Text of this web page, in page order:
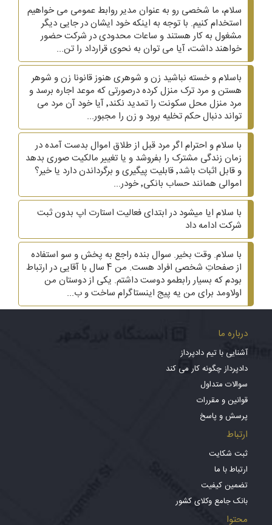
سلام، ما شخصی رو به عنوان مدیر روابط عمومی می خواهیم
استخدام کنیم. با توجه به اینکه خود ایشان در جایی دیگر
مشغول به کار هستند و ساعات محدودی در شرکت حضور
خواهند داشت، آیا می توان به نحوی قرارداد را تن...
باسلام و خسته نباشید زن و شوهری هنوز قانونا زن و شوهر
هستن و مرد ترک منزل کرده درصورتی که موعد اجاره برسد و
مرد منزل محل سکونت را تمدید نکند٬ آیا خود آن مرد می
تواند دنبال حکم تخلیه برود و زن را مجبور...
با سلام و احترام اگر مرد قبل از طلاق اموال بدست آمده در
زمان زندگی مشترک را بفروشد و یا تغییر مالکیت صوری بدهد
و قابل اثبات باشد٬ قابلیت پیگیری و برگرداندن دارد یا خیر؟
اموالی همانند حساب بانکی٬ خودر...
با سلام ایا میشود در ابتدای فعالیت استارت اپ بدون ثبت
شرکت ادامه داد
با سلام. وقت بخیر. سوال بنده راجع به پخش و سو استفاده
از صفحاتِ شخصی افراد هست. من 4 سال با آقایی در ارتباط
بودم که بسیار رابطمو دوست داشتم. یکی از دوستان من
اولاومد برای من یه پیج اینستاگرام ساخت و ب...
درباره ما
آشنایی با تیم دادپرداز
دادپرداز چگونه کار می کند
سوالات متداول
قوانین و مقررات
پرسش و پاسخ
ارتباط
ثبت شکایت
ارتباط با ما
تضمین کیفیت
بانک جامع وکلای کشور
محتوا